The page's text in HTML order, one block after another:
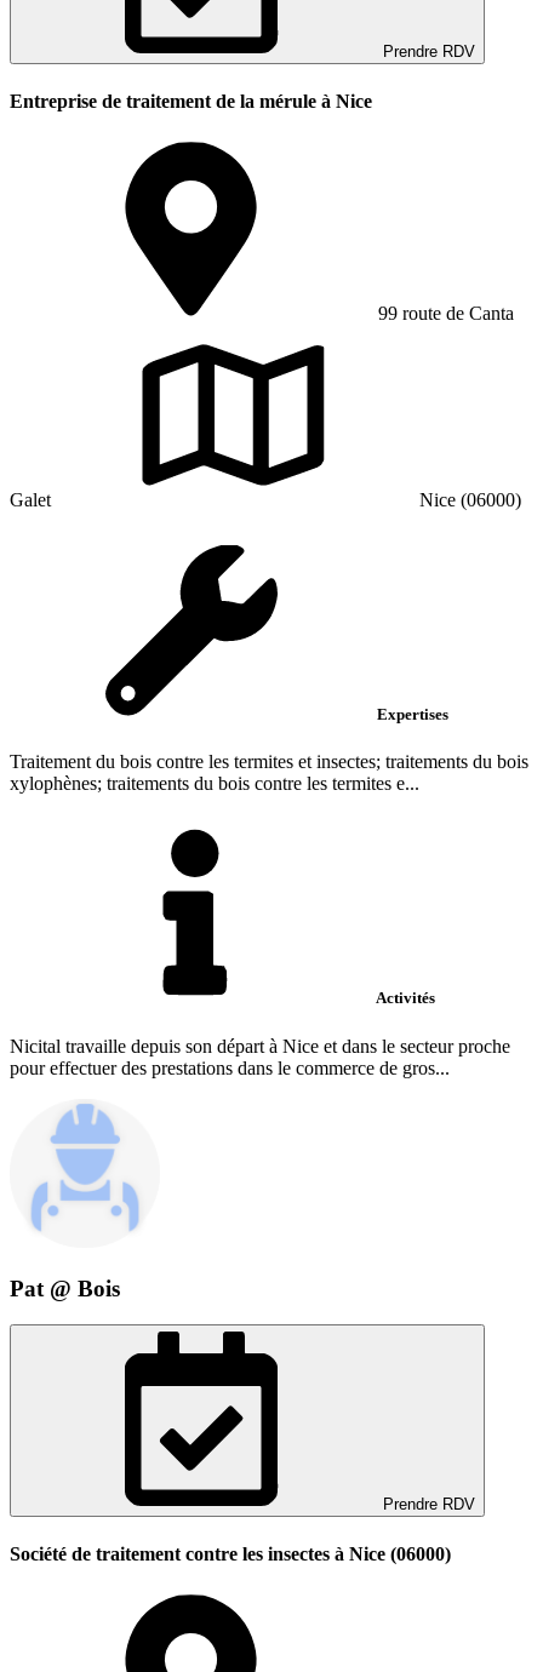
Prendre RDV
Entreprise de traitement de la mérule à Nice
99 route de Canta
Galet Nice (06000)
Expertises
Traitement du bois contre les termites et insectes; traitements du bois
xylophènes; traitements du bois contre les termites e...
Activités
Nicital travaille depuis son départ à Nice et dans le secteur proche
pour effectuer des prestations dans le commerce de gros...
Pat @ Bois
Prendre RDV
Société de traitement contre les insectes à Nice (06000)